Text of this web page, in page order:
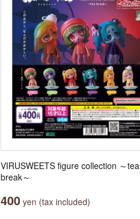
VIRUSWEETS figure collection ～tea
break～
400 yen (tax included)